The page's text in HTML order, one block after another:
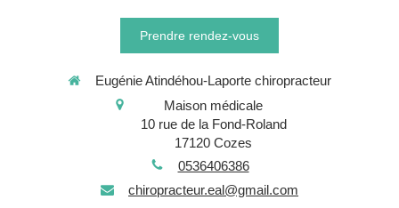
Prendre rendez-vous
Eugénie Atindéhou-Laporte chiropracteur
Maison médicale
10 rue de la Fond-Roland
17120 Cozes
0536406386
chiropracteur.eal@gmail.com